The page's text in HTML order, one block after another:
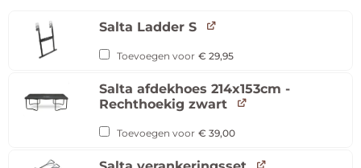
Salta Ladder S
Toevoegen voor € 29,95
Salta afdekhoes 214x153cm -
Rechthoekig zwart
Toevoegen voor € 39,00